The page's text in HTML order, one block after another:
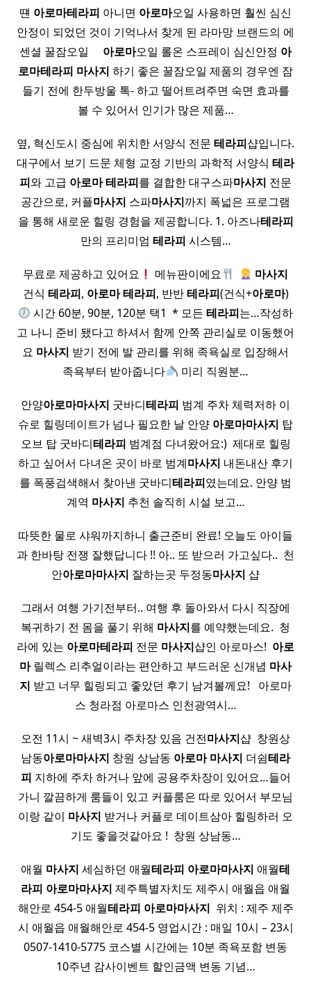
떈 아로마테라피 아니면 아로마오일 사용하면 훨씬 심신
안정이 되었던 것이 기억나서 찾게 된 라마망 브랜드의 에
센셜 꿀잠오일 ​ ​ ​ ​ 아로마오일 롤온 스프레이 심신안정 아
로마테라피 마사지 하기 좋은 꿀잠오일 제품의 경우엔 잠
들기 전에 한두방울 톡- 하고 떨어트려주면 숙면 효과를
볼 수 있어서 인기가 많은 제품…
옆, 혁신도시 중심에 위치한 서양식 전문 테라피샵입니다.
대구에서 보기 드문 체형 교정 기반의 과학적 서양식 테라
피와 고급 아로마테라피를 결합한 대구스파마사지 전문
공간으로, 커플마사지 스파마사지까지 폭넓은 프로그램
을 통해 새로운 힐링 경험을 제공합니다. 1. 아즈나테라피
만의 프리미엄 테라피 시스템…
무료로 제공하고 있어요 메뉴판이에요
마사지
건식 테라피, 아로마 테라피, 반반테라피(건식+아로마)
시간 60분, 90분, 120분 택1 ​ * 모든테라피는…작성하
고 나니 준비 됐다고 하셔서 함께 안쪽 관리실로 이동했어
요 마사지 받기 전에 발 관리를 위해 족욕실로 입장해서
족욕부터 받아줍니다
미리 직원분…
안양아로마마사지 굿바디테라피 범계 주차 체력저하 이
슈로 힐링데이트가 넘나 필요한 날 안양 아로마마사지 탑
오브 탑 굿바디테라피 범계점 다녀왔어요:) ​ 제대로 힐링
하고 싶어서 다녀온 곳이 바로 범계마사지 내돈내산 후기
를 폭풍검색해서 찾아낸 굿바디테라피였는데요. 안양 범
계역 마사지 추천 솔직히 시설 보고…
따뜻한 물로 샤워까지하니 출근준비 완료! 오늘도 아이들
과 한바탕 전쟁 잘했답니다 !! 아.. 또 받으러 가고싶다.. ​ 천
안아로마마사지 잘하는곳 두정동마사지 샵
그래서 여행 가기전부터.. 여행 후 돌아와서 다시 직장에
복귀하기 전 몸을 풀기 위해 마사지를 예약했는데요. ​ 청
라에 있는 아로마테라피 전문 마사지샵인 아로마스! ​ 아로
마릴렉스 리추얼이라는 편안하고 부드러운 신개념 마사
지 받고 너무 힐링되고 좋았던 후기 남겨볼께요! ​ ​ 아로마
스 청라점 아로마스 인천광역시…
오전 11시 ~ 새벽3시 주차장 있음 건전마사지샵 ​ 창원상
남동아로마마사지 창원 상남동 아로마 마사지 더쉼테라
피 지하에 주차 하거나 앞에 공용주차장이 있어요…들어
가니 깔끔하게 룸들이 있고 커플룸은 따로 있어서 부모님
이랑 같이 마사지 받거나 커플로 데이트삼아 힐링하러 오
기도 좋을것같아요 ! ​ 창원 상남동…
애월 마사지 세심하던 애월테라피 아로마마사지 애월테
라피 아로마마사지 제주특별자치도 제주시 애월읍 애월
해안로 454-5 애월테라피 아로마마사지 ​ 위치 : 제주 제주
시 애월읍 애월해안로 454-5 영업시간 : 매일 10시 – 23시
0507-1410-5775 코스별 시간에는 10분 족욕포함 변동
10주년 감사이벤트 할인금액 변동 기념…